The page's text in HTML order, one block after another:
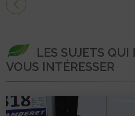
LES SUJETS QUI
VOUS INTÉRESSER